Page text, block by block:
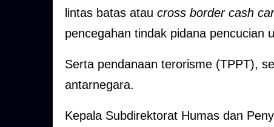
lintas batas atau cross border cash
pencegahan tindak pidana pencucian
Serta pendanaan terorisme (TPPT),
antarnegara.
Kepala Subdirektorat Humas dan